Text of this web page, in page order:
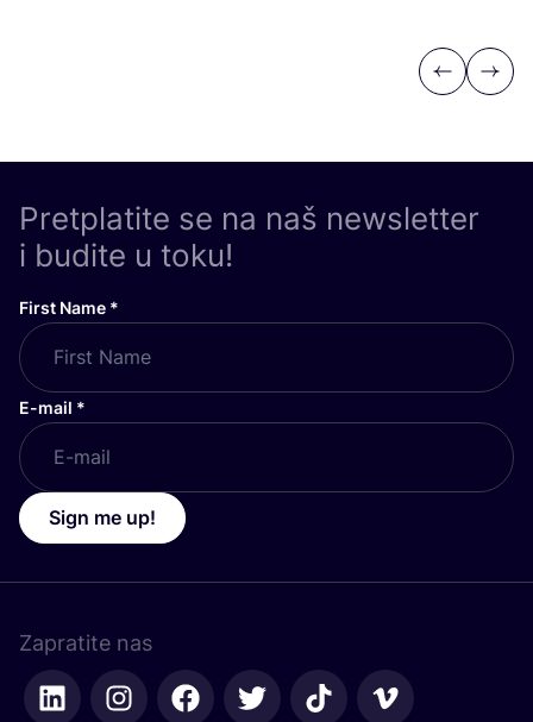
Previous
Next
Pretplatite se na naš newsletter
i budite u toku!
First Name *
E-mail *
Sign me up!
Zapratite nas